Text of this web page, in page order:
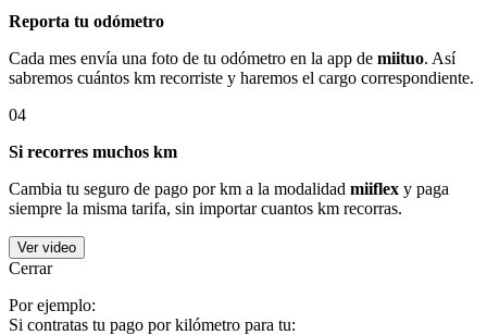
Reporta tu odómetro
Cada mes envía una foto de tu odómetro en la app de miituo. Así
sabremos cuántos km recorriste y haremos el cargo correspondiente.
04
Si recorres muchos km
Cambia tu seguro de pago por km a la modalidad miiflex y paga
siempre la misma tarifa, sin importar cuantos km recorras.
Ver video
Cerrar
Por ejemplo:
Si contratas tu pago por kilómetro para tu: